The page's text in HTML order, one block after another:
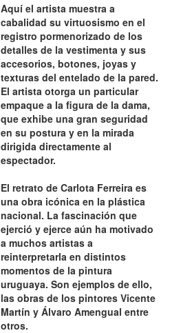
Aquí el artista muestra a
cabalidad su virtuosismo en el
registro pormenorizado de los
detalles de la vestimenta y sus
accesorios, botones, joyas y
texturas del entelado de la pared.
El artista otorga un particular
empaque a la figura de la dama,
que exhibe una gran seguridad
en su postura y en la mirada
dirigida directamente al
espectador.
El retrato de Carlota Ferreira es
una obra icónica en la plástica
nacional. La fascinación que
ejerció y ejerce aún ha motivado
a muchos artistas a
reinterpretarla en distintos
momentos de la pintura
uruguaya. Son ejemplos de ello,
las obras de los pintores Vicente
Martín y Álvaro Amengual entre
otros.